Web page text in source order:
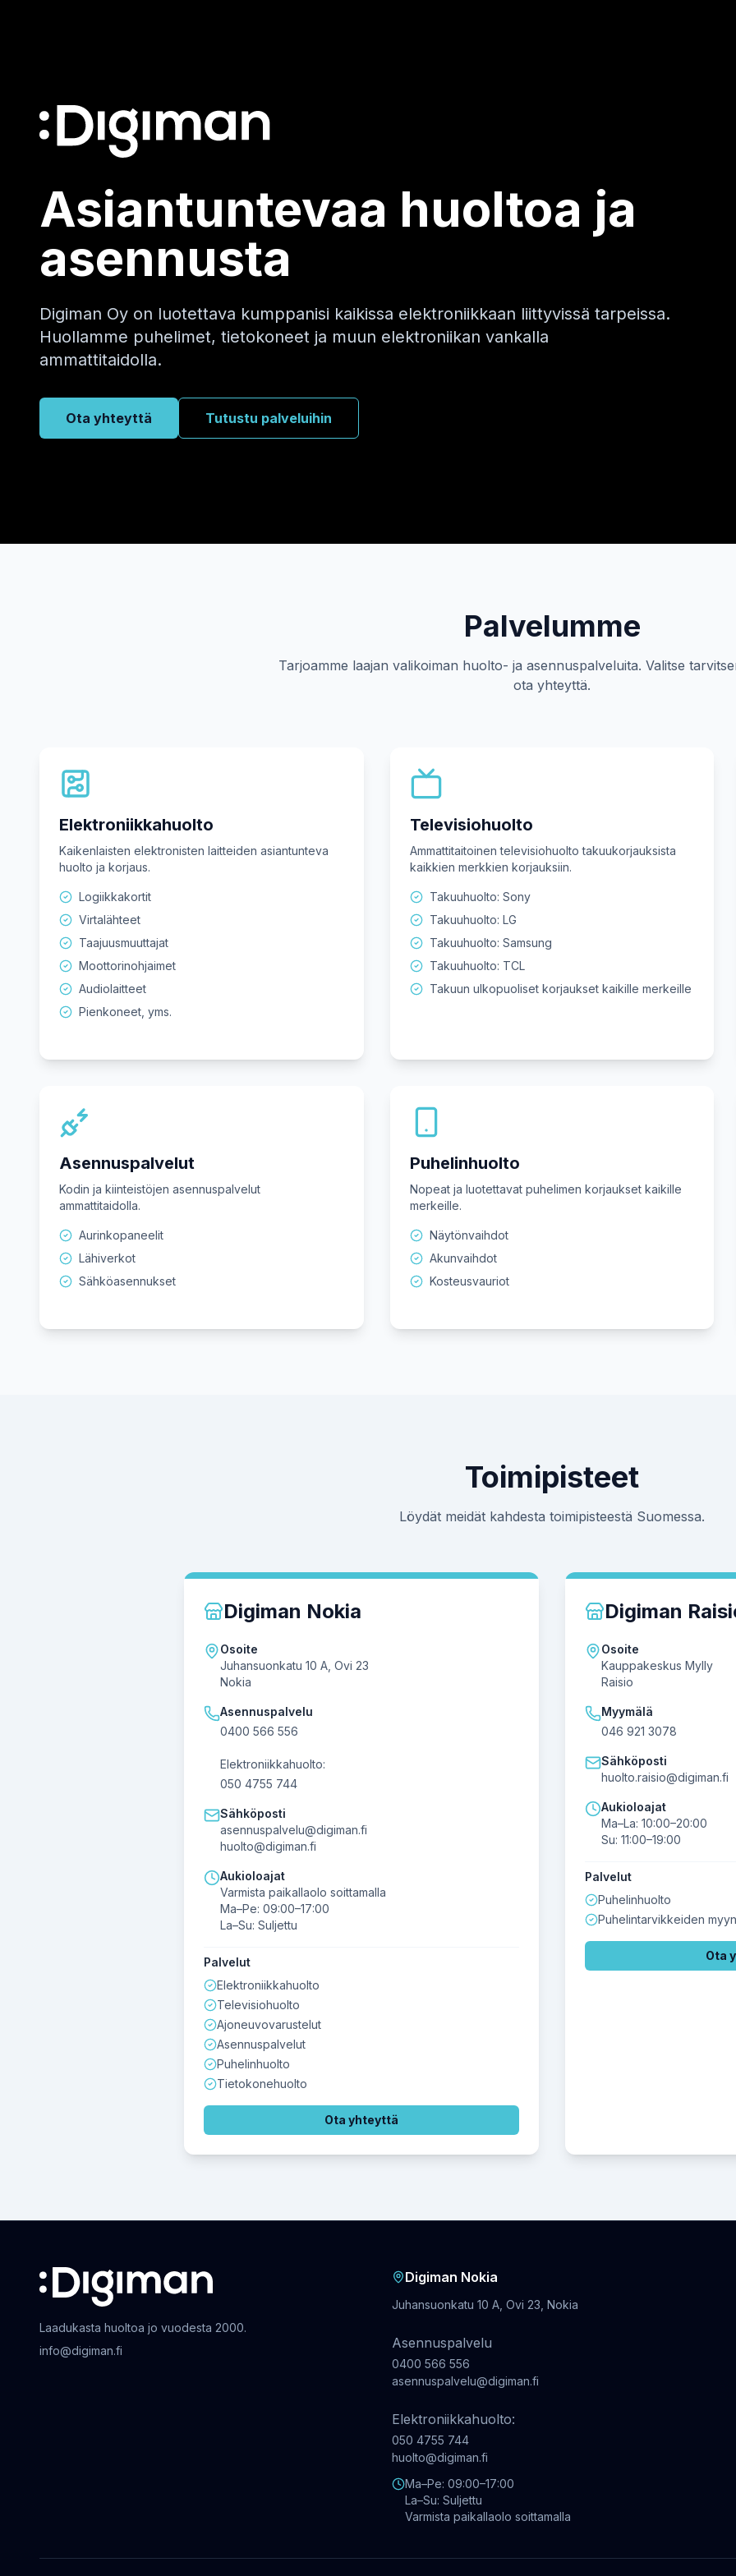
Asiantuntevaa huoltoa ja
asennusta
Digiman Oy on luotettava kumppanisi kaikissa elektroniikkaan liittyvissä tarpeissa.
Huollamme puhelimet, tietokoneet ja muun elektroniikan vankalla
ammattitaidolla.
Ota yhteyttä Tutustu palveluihin
Palvelumme
Tarjoamme laajan valikoiman huolto- ja asennuspalveluita. Valitse
ota yhteyttä.
Elektroniikkahuolto
Kaikenlaisten elektronisten laitteiden asiantunteva
huolto ja korjaus.
Logiikkakortit
Virtalähteet
Taajuusmuuttajat
Moottorinohjaimet
Audiolaitteet
Pienkoneet, yms.
Televisiohuolto
Ammattitaitoinen televisiohuolto takuukorjauksista
kaikkien merkkien korjauksiin.
Takuuhuolto: Sony
Takuuhuolto: LG
Takuuhuolto: Samsung
Takuuhuolto: TCL
Takuun ulkopuoliset korjaukset kaikille merkeille
Asennuspalvelut
Kodin ja kiinteistöjen asennuspalvelut
ammattitaidolla.
Aurinkopaneelit
Lähiverkot
Sähköasennukset
Puhelinhuolto
Nopeat ja luotettavat puhelimen korjaukset kaikille
merkeille.
Näytönvaihdot
Akunvaihdot
Kosteusvauriot
Toimipisteet
Löydät meidät kahdesta toimipisteestä Suomessa.
Digiman Nokia
Osoite
Juhansuonkatu 10 A, Ovi 23
Nokia
Asennuspalvelu
0400 566 556
Elektroniikkahuolto:
050 4755 744
Sähköposti
asennuspalvelu@digiman.fi
huolto@digiman.fi
Aukioloajat
Varmista paikallaolo soittamalla
Ma–Pe: 09:00–17:00
La–Su: Suljettu
Palvelut
Elektroniikkahuolto
Televisiohuolto
Ajoneuvovarustelut
Asennuspalvelut
Puhelinhuolto
Tietokonehuolto
Ota yhteyttä
Digiman
Osoite
Kauppakeskus Mylly
Raisio
Myymälä
046 921 3078
Sähköposti
huolto.raisio@digiman.fi
Aukioloajat
Ma–La: 10:00–20:00
Su: 11:00–19:00
Palvelut
Puhelinhuolto
Puhelintarvikkeiden
Ota
Laadukasta huoltoa jo vuodesta 2000.
info@digiman.fi
Digiman Nokia
Juhansuonkatu 10 A, Ovi 23, Nokia
Asennuspalvelu
0400 566 556
asennuspalvelu@digiman.fi
Elektroniikkahuolto:
050 4755 744
huolto@digiman.fi
Ma–Pe: 09:00–17:00
La–Su: Suljettu
Varmista paikallaolo soittamalla